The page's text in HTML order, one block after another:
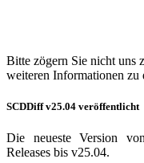
Bitte zögern Sie nicht uns
weiteren Informationen zu
SCDDiff v25.04 veröffentlicht
Die neueste Version
Releases bis v25.04.